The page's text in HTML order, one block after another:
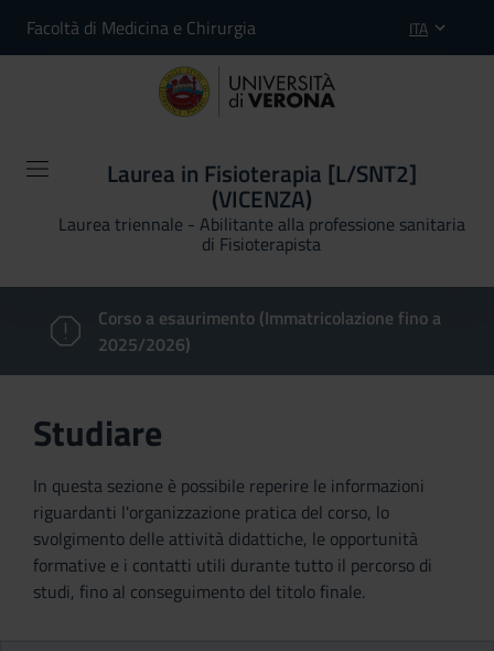
Facoltà di Medicina e Chirurgia ITA
Laurea in Fisioterapia [L/SNT2]
(VICENZA)
Laurea triennale - Abilitante alla professione sanitaria
di Fisioterapista
Corso a esaurimento (Immatricolazione fino a
2025/2026)
Studiare
In questa sezione è possibile reperire le informazioni
riguardanti l'organizzazione pratica del corso, lo
svolgimento delle attività didattiche, le opportunità
formative e i contatti utili durante tutto il percorso di
studi, fino al conseguimento del titolo finale.